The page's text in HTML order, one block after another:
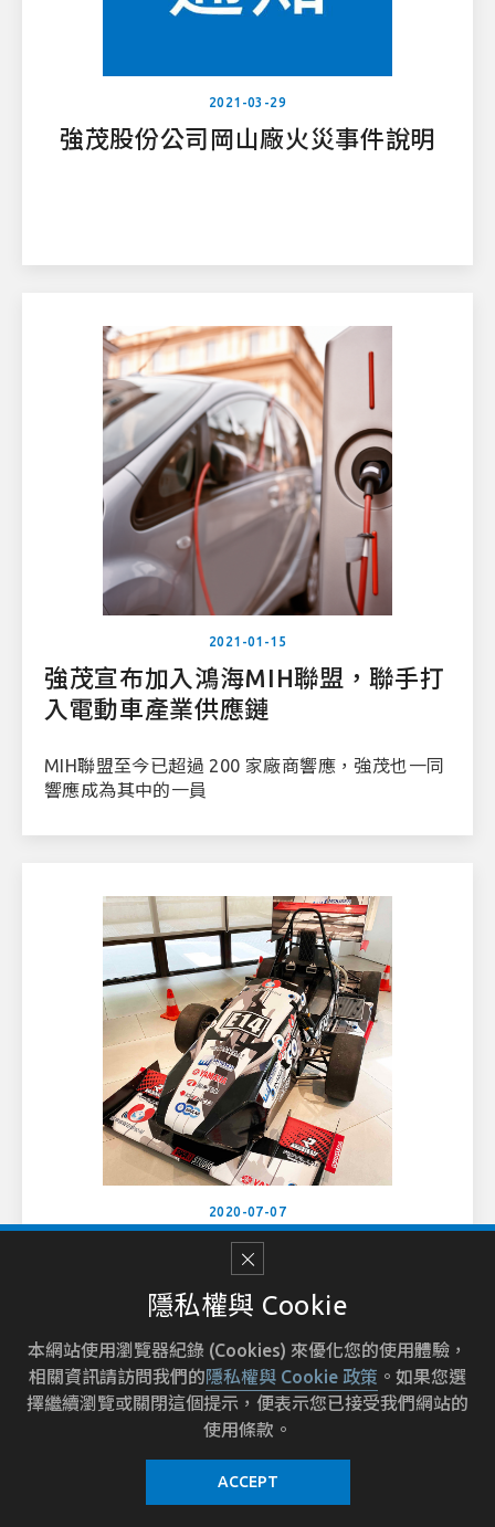
2021-03-29
強茂股份公司岡山廠火災事件說明
2021-01-15
強茂宣布加入鴻海MIH聯盟，聯手打
入電動車產業供應鏈
MIH聯盟至今已超過 200 家廠商響應，強茂也一同
響應成為其中的一員
2020-07-07
強茂股份有限公司贊助臺北科技大學
隱私權與 Cookie
本網站使用瀏覽器紀錄 (Cookies) 來優化您的使用體驗，
相關資訊請訪問我們的隱私權與 Cookie 政策 。如果您選
擇繼續瀏覽或關閉這個提示，便表示您已接受我們網站的
使用條款。
ACCEPT